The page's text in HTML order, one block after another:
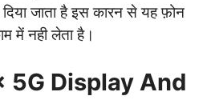
जाता है इस कारन से यह फ़ोन
में नही लेता है।
5G Display And